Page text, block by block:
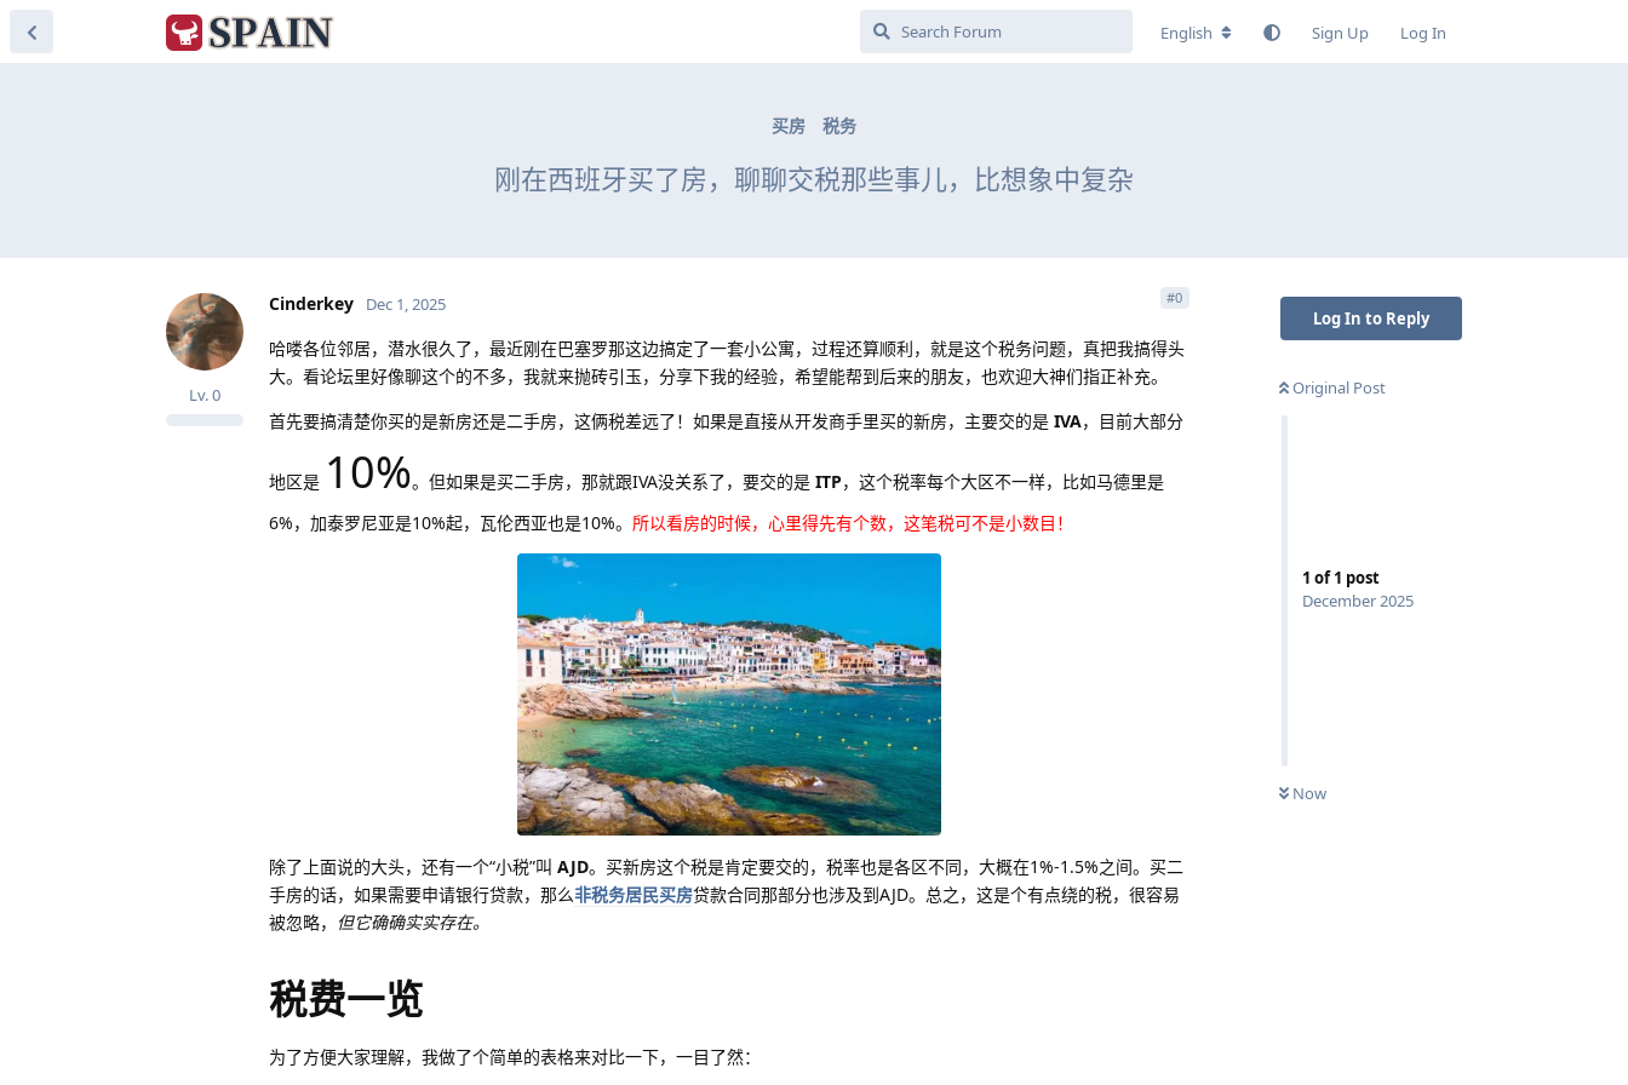
English Sign Up Log In
买房 税务
刚在西班牙买了房，聊聊交税那些事儿，比想象中复杂
Log In to Reply
Original Post
1 of1 post
December 2025
Now
Cinderkey
Lv.0
Dec 1, 2025 #0
哈喽各位邻居，潜水很久了，最近刚在巴塞罗那这边搞定了一套小公寓，过程还算顺利，就是这个税务问题，真把我搞得头
大。看论坛里好像聊这个的不多，我就来抛砖引玉，分享下我的经验，希望能帮到后来的朋友，也欢迎大神们指正补充。
首先要搞清楚你买的是新房还是二手房，这俩税差远了！如果是直接从开发商手里买的新房，主要交的是 IVA，目前大部分
地区是 10%。但如果是买二手房，那就跟IVA没关系了，要交的是 ITP，这个税率每个大区不一样，比如马德里是
6%，加泰罗尼亚是10%起，瓦伦西亚也是10%。 所以看房的时候，心里得先有个数，这笔税可不是小数目！
除了上面说的大头，还有一个“小税”叫 AJD。买新房这个税是肯定要交的，税率也是各区不同，大概在1%-1.5%之间。买二
手房的话，如果需要申请银行贷款，那么非税务居民买房贷款合同那部分也涉及到AJD。总之，这是个有点绕的税，很容易
被忽略， 但它确确实实存在。
税费一览
为了方便大家理解，我做了个简单的表格来对比一下，一目了然：